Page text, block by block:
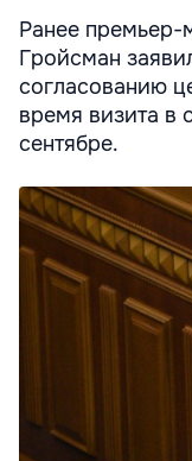
Ранее
Гройсман
согласованию
время визита в
сентябре.